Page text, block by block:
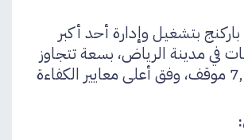
بتشغيل وإدارة أحد أكبر
في مدينة الرياض، بسعة تتجاوز
أكثر من 7,000 موقف، وفق أعلى معايير الكفاءة